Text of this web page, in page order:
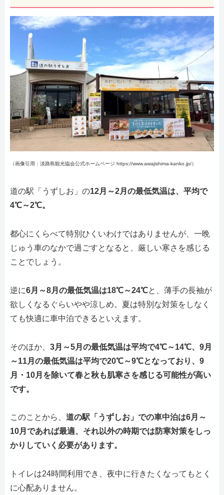
（画像引用：淡路島観光協会公式ホームページ https://www.awajishima-kanko.jp/）
道の駅「うずしお」の12月～2月の最低気温は、平均で
4℃～2℃。
都心にくらべて特別ひくいわけではありませんが、一晩
じゅう車のなかで過ごすとなると、厳しい寒さを感じる
ことでしょう。
逆に6月～8月の最低気温は18℃～24℃と、薄手の長袖が
欲しくなるぐらいやや涼しめ。夏は特別な対策をしなく
ても快適に車中泊できるといえます。
そのほか、 3月～5月の最低気温は平均で4℃～14℃、9月
～11月の最低気温は平均で20℃～9℃となっており、9
月・10月を除いて春と秋も肌寒さを感じる可能性が高い
です。
このことから、 道の駅「うずしお」での車中泊は6月～
10月であれば最適、それ以外の時期では防寒対策をしっ
かりしていく必要があります。
トイレは24時間利用でき、夜中に行きたくなってもとく
に心配ありません。